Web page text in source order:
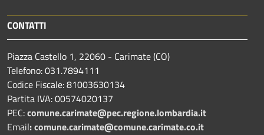
CONTATTI
Piazza Castello 1, 22060 - Carimate (CO)
Telefono: 031.7894111
Codice Fiscale: 81003630134
Partita IVA: 00574020137
PEC:comune.carimate@pec.regione.lombardia.it
Email:comune.carimate@comune.carimate.co.it